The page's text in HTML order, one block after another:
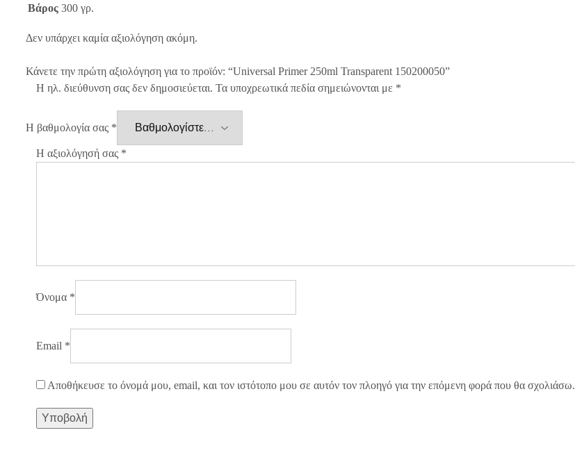
Βάρος 300 γρ.
Δεν υπάρχει καμία αξιολόγηση ακόμη.
Κάνετε την πρώτη αξιολόγηση για το προϊόν: “Universal Primer 250ml Transparent 150200050”
Η ηλ. διεύθυνση σας δεν δημοσιεύεται. Τα υποχρεωτικά πεδία σημειώνονται με *
Η βαθμολογία σας *
Η αξιολόγησή σας *
Όνομα *
Email *
Αποθήκευσε το όνομά μου, email, και τον ιστότοπο μου σε αυτόν τον πλοηγό για την επόμενη φορά που θα σχολιάσω.